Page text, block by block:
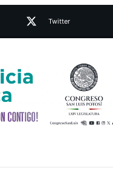
Twitter
del Estado
Tangamanga y defiende
pide a morenistas no
y denuncia guerra de
a 2027